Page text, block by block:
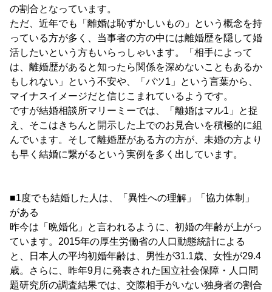
の割合となっています。
ただ、近年でも「離婚は恥ずかしいもの」という概念を持
っている方が多く、当事者の方の中には離婚歴を隠して婚
活したいという方もいらっしゃいます。「相手によって
は、離婚歴があると知ったら関係を深めないこともあるか
もしれない」という不安や、「バツ1」という言葉から、
マイナスイメージだと信じこまれているようです。
ですが結婚相談所マリーミーでは、「離婚はマル1」と捉
え、そこはきちんと開示した上でのお見合いを積極的に組
んでいます。そして離婚歴がある方の方が、未婚の方より
も早く結婚に繋がるという実例を多く出しています。
■1度でも結婚した人は、「異性への理解」「協力体制」
がある
昨今は「晩婚化」と言われるように、初婚の年齢が上がっ
ています。2015年の厚生労働省の人口動態統計による
と、日本人の平均初婚年齢は、男性が31.1歳、女性が29.4
歳。さらに、昨年9月に発表された国立社会保障・人口問
題研究所の調査結果では、交際相手がいない独身者の割合